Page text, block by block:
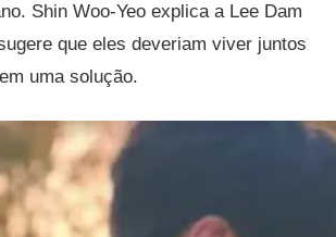
Shin Woo-Yeo explica a Lee Dam
que eles deveriam viver juntos
uma solução.